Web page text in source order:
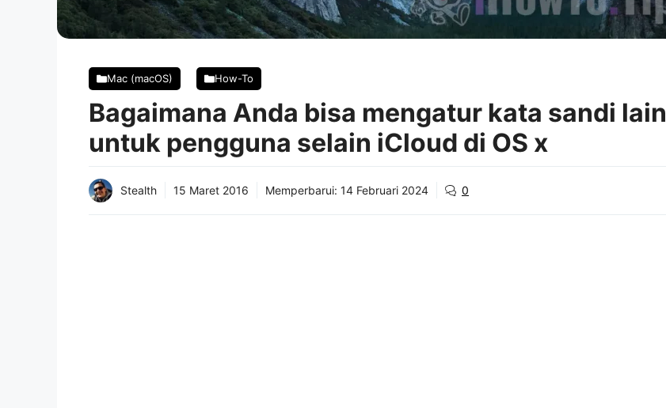
Mac (macOS) How-To
Bagaimana Anda bisa mengatur kata sandi lain
untuk pengguna selain iCloud di OS x
Stealth 15 Maret 2016 Memperbarui: 14 Februari 2024 0